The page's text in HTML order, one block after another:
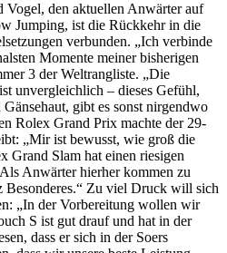
den aktuellen Anwärter auf
Jumping, ist die Rückkehr in die
verbunden. „Ich verbinde
Momente meiner bisherigen
3 der Weltrangliste. „Die
unvergleichlich – dieses Gefühl,
gibt es sonst nirgendwo
Rolex Grand Prix machte der 29-
„Mir ist bewusst, wie groß die
Grand Slam hat einen riesigen
Anwärter hierher kommen zu
Zu viel Druck will sich
„In der Vorbereitung wollen wir
S ist gut drauf und hat in der
dass er sich in der Soers